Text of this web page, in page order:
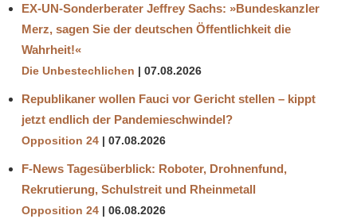
EX-UN-Sonderberater Jeffrey Sachs: »Bundeskanzler
Merz, sagen Sie der deutschen Öffentlichkeit die
Wahrheit!«
Die Unbestechlichen 07.08.2026
Republikaner wollen Fauci vor Gericht stellen – kippt
jetzt endlich der Pandemieschwindel?
Opposition 24 07.08.2026
F-News Tagesüberblick: Roboter, Drohnenfund,
Rekrutierung, Schulstreit und Rheinmetall
Opposition 24 06.08.2026